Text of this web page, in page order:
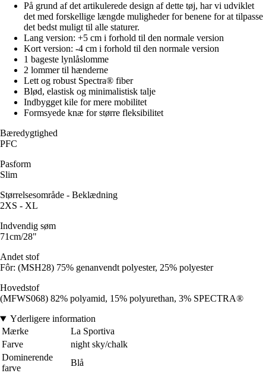
På grund af det artikulerede design af dette tøj, har vi udviklet
det med forskellige længde muligheder for benene for at tilpasse
det bedst muligt til alle staturer.
Lang version: +5 cm i forhold til den normale version
Kort version: -4 cm i forhold til den normale version
1 bageste lynlåslomme
2 lommer til hænderne
Lett og robust Spectra® fiber
Blød, elastisk og minimalistisk talje
Indbygget kile for mere mobilitet
Formsyede knæ for større fleksibilitet
Bæredygtighed
PFC
Pasform
Slim
Størrelsesområde - Beklædning
2XS - XL
Indvendig søm
71cm/28"
Andet stof
Fôr: (MSH28) 75% genanvendt polyester, 25% polyester
Hovedstof
(MFWS068) 82% polyamid, 15% polyurethan, 3% SPECTRA®
Yderligere information
Mærke
La Sportiva
Farve
night sky/chalk
Dominerende
farve
Blå